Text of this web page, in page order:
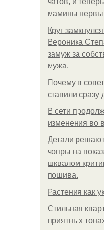
чатов, и
мамины нервы.
Круг
Вероника
замуж за
мужа.
Почему в
ставили сразу
В сети
изменения во
Детали
чопры на
шквалом
пошива.
Растения как
Стильная
приятных